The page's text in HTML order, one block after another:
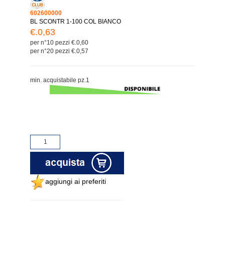
602600000
BL SCONTR 1-100 COL BIANCO
€.0,63
per n°10 pezzi €.0,60
per n°20 pezzi €.0,57
min. acquistabile pz.1
aggiungi ai preferiti